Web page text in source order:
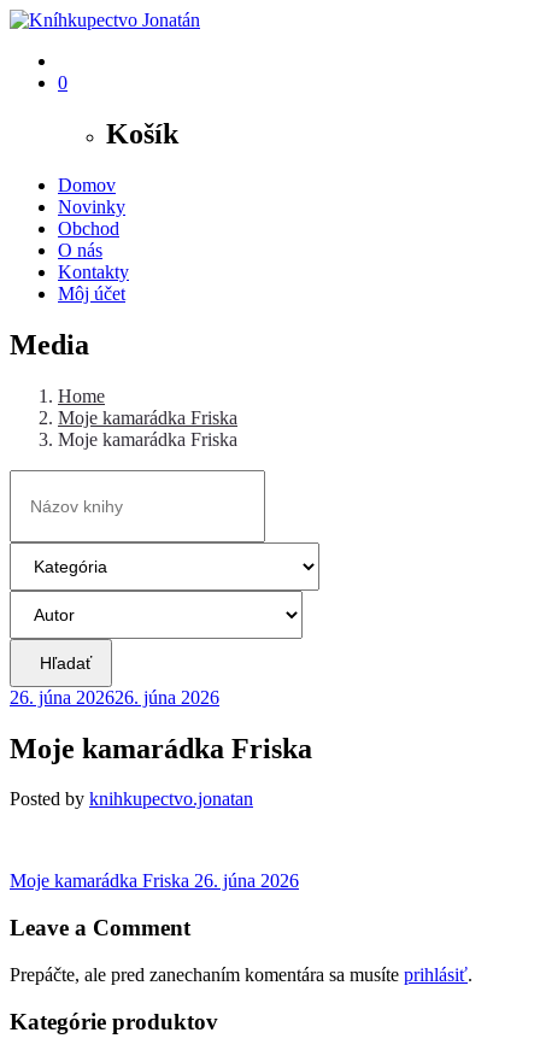
0
Košík
Domov
Novinky
Obchod
O nás
Kontakty
Môj účet
Media
Home
Moje kamarádka Friska
Moje kamarádka Friska
Hľadať
26. júna 202626. júna 2026
Moje kamarádka Friska
Posted by knihkupectvo.jonatan
Navigácia
v
Moje kamarádka Friska Previous
26. júna 2026
Leave a Comment
Prepáčte, ale pred zanechaním komentára sa musíte prihlásiť.
Kategórie produktov